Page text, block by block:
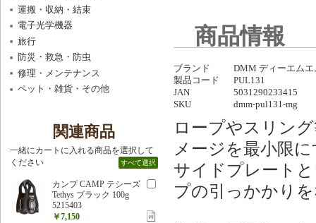
商品情報
ブランド
DMM ディーエムエ
製品コード
PUL131
JAN
5031290233415
SKU
dmm-pul131-mg
ロープやスリン
メージを最小限
サイドプレート
プの引っかかり
運搬・収納・結束
電子光学機器
旅行
防災・救急・防虫
修理・メンテナンス
ペット・雑貨・その他
関連商品
一緒にカートに入れる商品を選択して
ください
すべて選択
カンプ CAMP テシーズ
Tethys ブラック 100g
5215403
￥7,150